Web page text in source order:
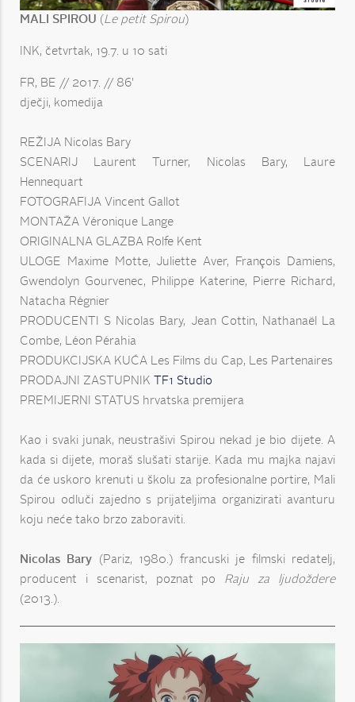
MALI SPIROU ( Le petit Spirou)
INK, četvrtak, 19.7. u 10 sati
FR, BE // 2017. // 86'
dječji, komedija
REŽIJA Nicolas Bary
SCENARIJ Laurent Turner, Nicolas Bary, Laure
Hennequart
FOTOGRAFIJA Vincent Gallot
MONTAŽA Véronique Lange
ORIGINALNA GLAZBA Rolfe Kent
ULOGE Maxime Motte, Juliette Aver, François Damiens,
Gwendolyn Gourvenec, Philippe Katerine, Pierre Richard,
Natacha Régnier
PRODUCENTI S Nicolas Bary, Jean Cottin, Nathanaël La
Combe, Léon Pérahia
PRODUKCIJSKA KUĆA Les Films du Cap, Les Partenaires
PRODAJNI ZASTUPNIK TF1 Studio
PREMIJERNI STATUS hrvatska premijera
Kao i svaki junak, neustrašivi Spirou nekad je bio dijete. A
kada si dijete, moraš slušati starije. Kada mu majka najavi
da će uskoro krenuti u školu za profesionalne portire, Mali
Spirou odluči zajedno s prijateljima organizirati avanturu
koju neće tako brzo zaboraviti.
Nicolas Bary (Pariz, 1980.) francuski je filmski redatelj,
producent i scenarist, poznat po Raju za ljudoždere
(2013.).